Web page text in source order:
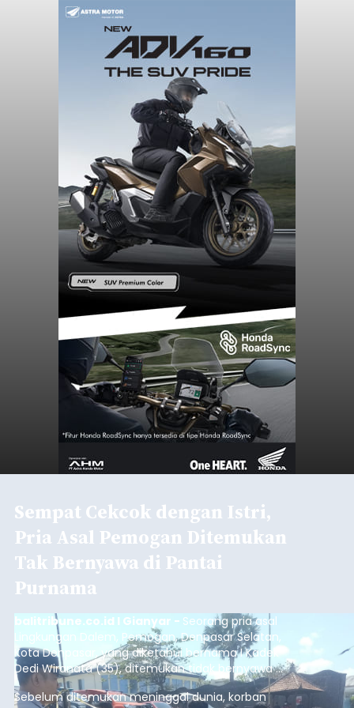
Sempat Cekcok dengan Istri,
Pria Asal Pemogan Ditemukan
Tak Bernyawa di Pantai
Purnama
balitribune.co.id I Gianyar - Seorang pria asal
Lingkungan Dalem, Pemogan, Denpasar Selatan,
Kota Denpasar, yang diketahui bernama I Kadek
Dedi Wiranata (35), ditemukan tidak bernyawa di
pesisir Pantai Purnama, Sukawati.
Sebelum ditemukan meninggal dunia, korban